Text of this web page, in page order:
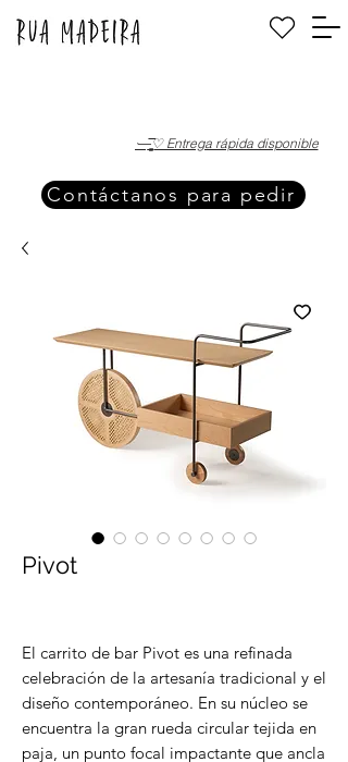
·—̳͟͞͞♡ Entrega rápida disponible
Contáctanos para pedir
Pivot
El carrito de bar Pivot es una refinada
celebración de la artesanía tradicional y el
diseño contemporáneo. En su núcleo se
encuentra la gran rueda circular tejida en
paja, un punto focal impactante que ancla